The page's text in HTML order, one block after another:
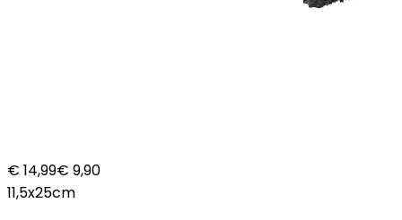
€ 14,99€ 9,90
11,5x25cm